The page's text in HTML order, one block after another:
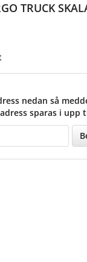
TRUCK
nedan så
sparas i upp